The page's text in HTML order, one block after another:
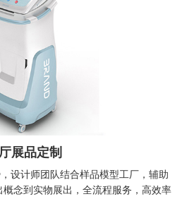
展品定制
设计师团队结合样品模型工厂，辅助
念到实物展出，全流程服务，高效率